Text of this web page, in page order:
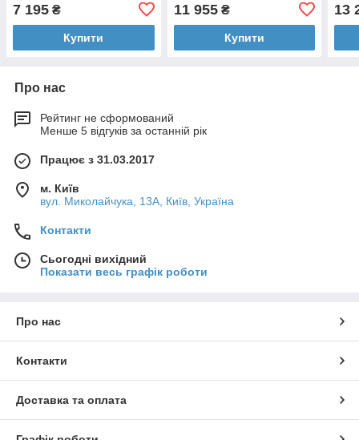
7 195 ₴
Купити
11 955₴
Купити
13
Про нас
Рейтинг не сформований
Менше 5 відгуків за останній рік
Працює з 31.03.2017
м. Київ
вул. Миколайчука, 13А, Київ, Україна
Контакти
Сьогодні вихідний
Показати весь графік роботи
Про нас
Контакти
Доставка та оплата